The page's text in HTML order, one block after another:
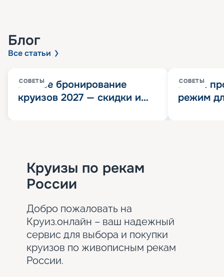
Блог
Все статьи
СОВЕТЫ
Раннее бронирование
круизов 2027 — скидки и
СОВЕТЫ
Китай
режим
Круизы по рекам
России
Добро пожаловать на
Круиз.онлайн – ваш надежный
сервис для выбора и покупки
круизов по живописным рекам
России.